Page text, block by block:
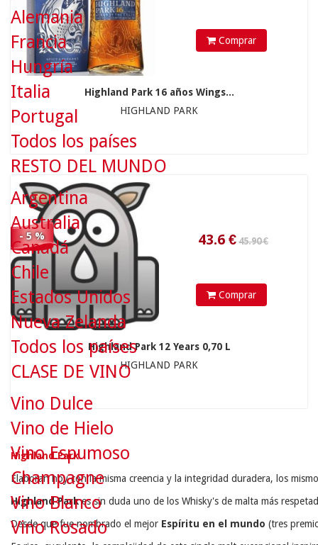
Comprar
Highland Park 16 años Wings...
HIGHLAND PARK
- 5 %
Comprar
Highland Park 12 Years 0,70 L
HIGHLAND PARK
Highland Park
Elaboran hoy con la misma creencia y la integridad duradera, los
Highland Park es sin duda uno de los Whisky's de malta más
Desde que fue nombrado el mejor Espíritu en el mundo (tres
Alemania
Francia
Hungría
Italia
Portugal
Todos los países
RESTO DEL MUNDO
Argentina
Australia
Canadá
Chile
Estados Unidos
Nueva Zelanda
Todos los países
CLASE DE VINO
Vino Dulce
Vino de Hielo
Vino Espumoso
Champagne
Vino Blanco
Vino Rosado